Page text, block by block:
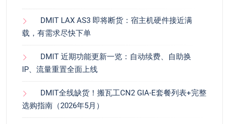
DMIT LAX AS3 即将断货：宿主机硬件接近满
载，有需求尽快下单
DMIT 近期功能更新一览：自动续费、自助换
IP、流量重置全面上线
DMIT全线缺货！搬瓦工CN2 GIA-E套餐列表+完整
选购指南（2026年5月）